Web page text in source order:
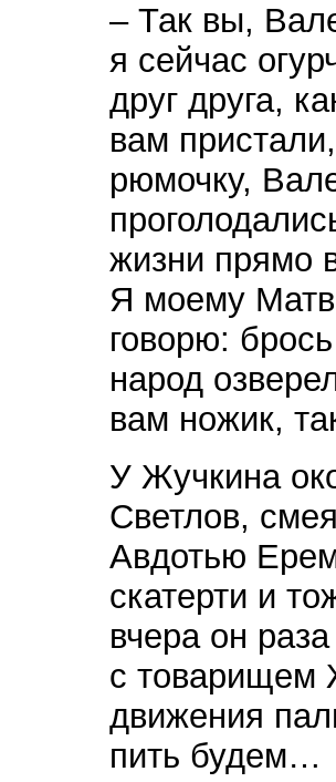
– Так вы,
я сейчас
друг друга,
вам
рюмочку,
жизни прямо
Я моему
говорю:
народ
вам ножик,
У Жучкина
Светлов,
Авдотью
скатерти и
вчера он
с товарищем
движения
пить будем…